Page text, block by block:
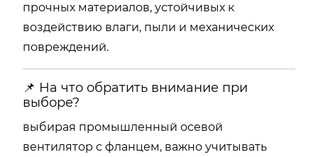
прочных материалов, устойчивых к
воздействию влаги, пыли и механических
повреждений.
📌 На что обратить внимание при
выборе?
выбирая промышленный осевой
вентилятор с фланцем, важно учитывать